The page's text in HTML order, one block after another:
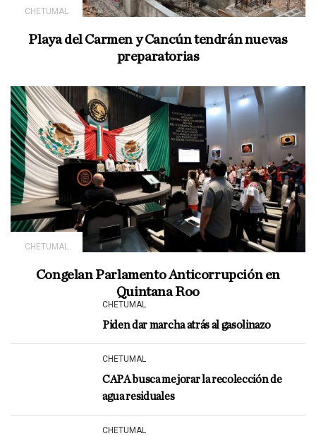
CHETUMAL
Playa del Carmen y Cancún tendrán nuevas
preparatorias
CHETUMAL
Congelan Parlamento Anticorrupción en
Quintana Roo
CHETUMAL
Piden dar marcha atrás al gasolinazo
CHETUMAL
CAPA busca mejorar la recolección de
agua residuales
CHETUMAL